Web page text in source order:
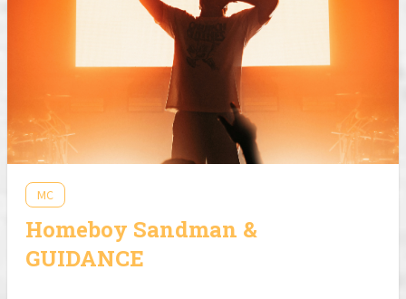
MC
Homeboy Sandman &
GUIDANCE